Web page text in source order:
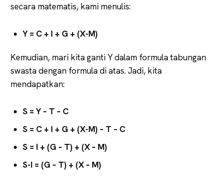
secara matematis, kami menulis:
Y = C + I + G + (X-M)
Kemudian, mari kita ganti Y dalam formula tabungan
swasta dengan formula di atas. Jadi, kita
mendapatkan:
S = Y – T – C
S = C + I + G + (X-M) – T – C
S = I + (G – T) + (X – M)
S-I = (G – T) + (X – M)